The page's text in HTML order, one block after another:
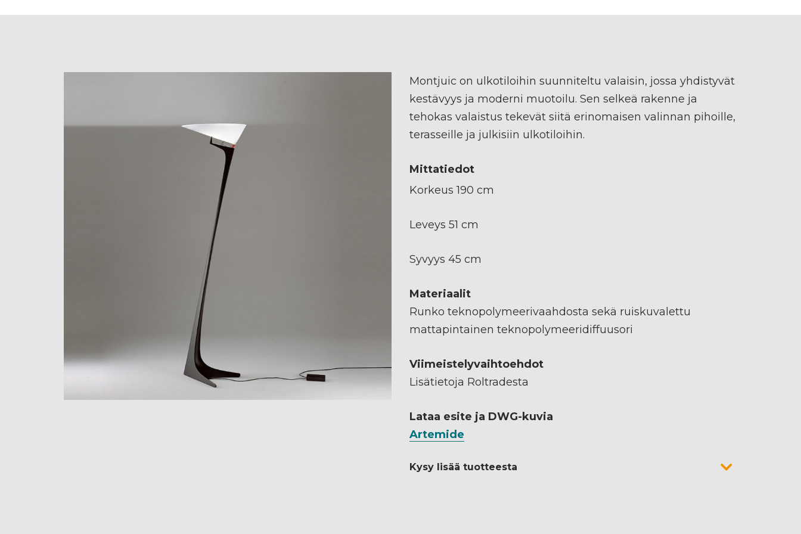
Montjuic on ulkotiloihin suunniteltu valaisin, jossa yhdistyvät
kestävyys ja moderni muotoilu. Sen selkeä rakenne ja
tehokas valaistus tekevät siitä erinomaisen valinnan pihoille,
terasseille ja julkisiin ulkotiloihin.
Mittatiedot
Korkeus 190 cm
Leveys 51 cm
Syvyys 45 cm
Materiaalit
Runko teknopolymeerivaahdosta sekä ruiskuvalettu
mattapintainen teknopolymeeridiffuusori
Viimeistelyvaihtoehdot
Lisätietoja Roltradesta
Lataa esite ja DWG-kuvia
Artemide
Kysy lisää tuotteesta